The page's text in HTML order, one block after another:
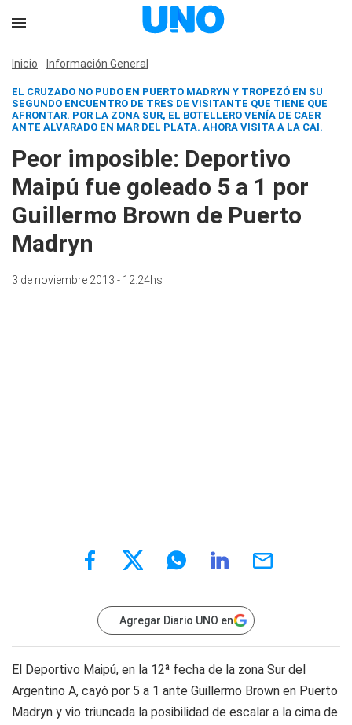
Inicio Información General
EL CRUZADO NO PUDO EN PUERTO MADRYN Y TROPEZÓ EN SU
SEGUNDO ENCUENTRO DE TRES DE VISITANTE QUE TIENE QUE
AFRONTAR. POR LA ZONA SUR, EL BOTELLERO VENÍA DE CAER
ANTE ALVARADO EN MAR DEL PLATA. AHORA VISITA A LA CAI.
Peor imposible: Deportivo
Maipú fue goleado 5 a 1 por
Guillermo Brown de Puerto
Madryn
3 de noviembre 2013 - 12:24hs
Agregar Diario UNO en
El Deportivo Maipú, en la 12ª fecha de la zona Sur del
Argentino A, cayó por 5 a 1 ante Guillermo Brown en Puerto
Madryn y vio triuncada la posibilidad de escalar a la cima de